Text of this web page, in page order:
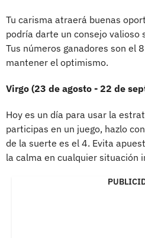
Tu carisma atraerá buenas
podría darte un consejo valioso
Tus números ganadores son el
mantener el optimismo.
Virgo (23 de agosto - 22 de
Hoy es un día para usar la
participas en un juego, hazlo
de la suerte es el 4. Evita
la calma en cualquier situación